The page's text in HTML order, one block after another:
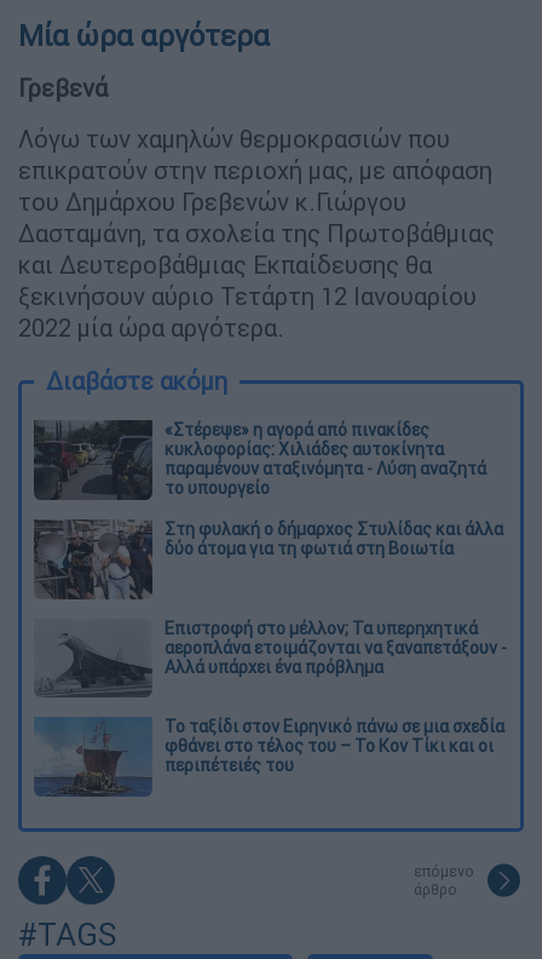
Μία ώρα αργότερα
Γρεβενά
Λόγω των χαμηλών θερμοκρασιών που
επικρατούν στην περιοχή μας, με απόφαση
του Δημάρχου Γρεβενών κ.Γιώργου
Δασταμάνη, τα σχολεία της Πρωτοβάθμιας
και Δευτεροβάθμιας Εκπαίδευσης θα
ξεκινήσουν αύριο Τετάρτη 12 Ιανουαρίου
2022 μία ώρα αργότερα.
Διαβάστε ακόμη
«Στέρεψε» η αγορά από πινακίδες
κυκλοφορίας: Χιλιάδες αυτοκίνητα
παραμένουν αταξινόμητα - Λύση αναζητά
το υπουργείο
Στη φυλακή ο δήμαρχος Στυλίδας και άλλα
δύο άτομα για τη φωτιά στη Βοιωτία
Επιστροφή στο μέλλον; Τα υπερηχητικά
αεροπλάνα ετοιμάζονται να ξαναπετάξουν -
Αλλά υπάρχει ένα πρόβλημα
Το ταξίδι στον Ειρηνικό πάνω σε μια σχεδία
φθάνει στο τέλος του – Το Κον Τίκι και οι
περιπέτειές του
επόμενο
άρθρο
#TAGS